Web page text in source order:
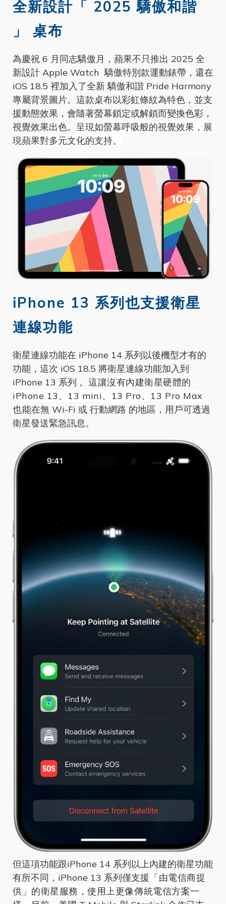
全新設計「 2025 驕傲和諧
」 桌布
為慶祝 6 月同志驕傲月，蘋果不只推出 2025 全
新設計 Apple Watch 驕傲特別款運動錶帶，還在
iOS 18.5 裡加入了全新 驕傲和諧 Pride Harmony
專屬背景圖片。這款桌布以彩虹條紋為特色，並支
援動態效果，會隨著螢幕鎖定或解鎖而變換色彩，
視覺效果出色。 呈現如螢幕呼吸般的視覺效果，展
現蘋果對多元文化的支持。
iPhone 13 系列也支援衛星
連線功能
衛星連線功能在 iPhone 14 系列以後機型才有的
功能，這次 iOS 18.5 將衛星連線功能加入到
iPhone 13 系列 。 這讓沒有內建衛星硬體的
iPhone 13、13 mini、13 Pro、13 Pro Max
也能在無 Wi-Fi 或 行動網路 的地區，用戶可透過
衛星發送緊急訊息。
但這項功能跟iPhone 14 系列以上內建的衛星功能
有所不同，iPhone 13 系列僅支援 「由電信商提
供」的衛星服務，使用上更像傳統電信方案一